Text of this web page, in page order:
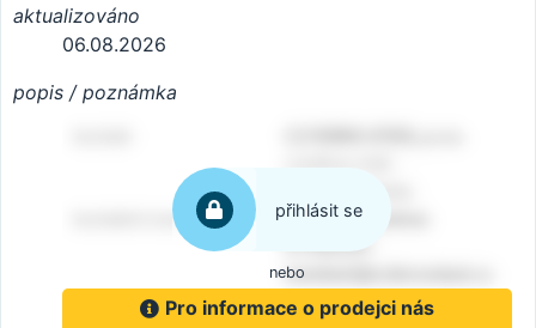
aktualizováno
06.08.2026
popis / poznámka
přihlásit se
nebo
Pro informace o prodejci nás